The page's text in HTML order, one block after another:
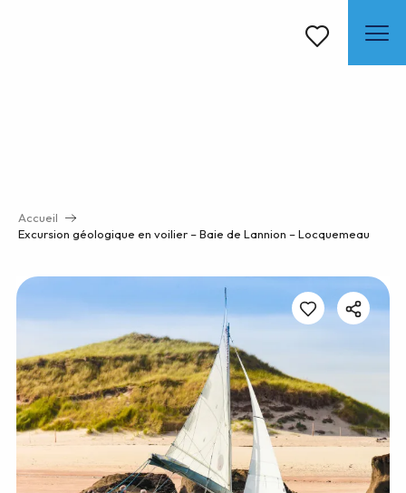
Voir les favoris
Accueil
Excursion géologique en voilier – Baie de Lannion – Locquemeau